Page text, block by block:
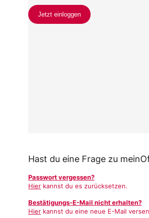
Hast du eine Frage zu
Passwort vergessen?
Hier kannst du es zurücksetzen.
Bestätigungs-E-Mail nicht erhalten?
Hier kannst du eine neue E-Mail